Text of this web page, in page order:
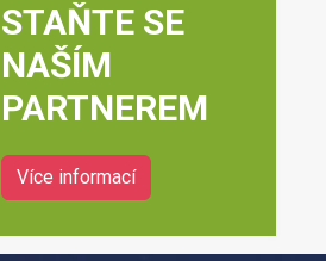
STAŇTE SE
NAŠÍM
PARTNEREM
Více informací